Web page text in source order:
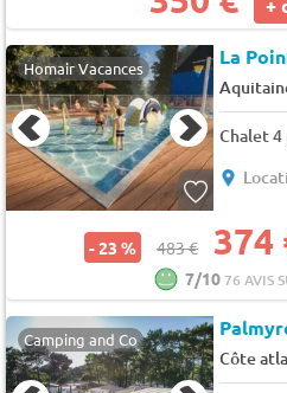
+
Homair Vacances La
Chalet 4
- 23 % 483 € 374
7/1076 AVIS
Camping and Co
Côte